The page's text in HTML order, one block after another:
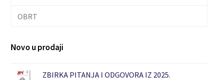
OBRT
Novo u prodaji
ZBIRKA PITANJA I ODGOVORA IZ 2025.